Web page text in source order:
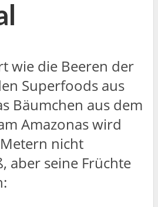
wie die Beeren der
Superfoods aus
Bäumchen aus dem
Amazonas wird
nicht
aber seine Früchte